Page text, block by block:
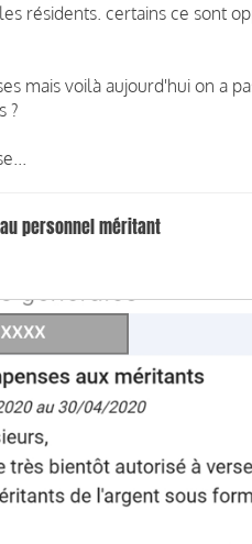
résidents. certains ce sont
mais voilà aujourd'hui on a
?
personnel méritant